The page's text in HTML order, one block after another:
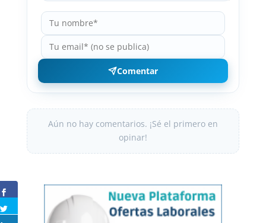
Comentar
Aún no hay comentarios. ¡Sé el primero en
opinar!